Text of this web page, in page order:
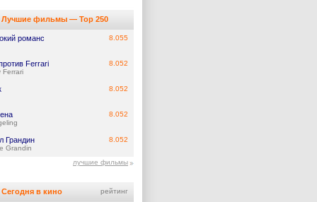
Лучшие фильмы — Top 250
романс 8.055
Ferrari
Ferrari
8.052
8.052
8.052
Грандин
Grandin
8.052
лучшие фильмы
Сегодня в кино рейтинг